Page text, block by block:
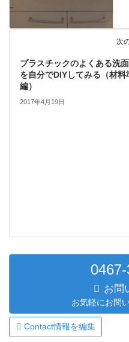
次
プラスチックのよくある洗
を自分でDIYしてみる（材料
編）
2017年4月19日
お問
お気軽にお問
Contact情報を編集